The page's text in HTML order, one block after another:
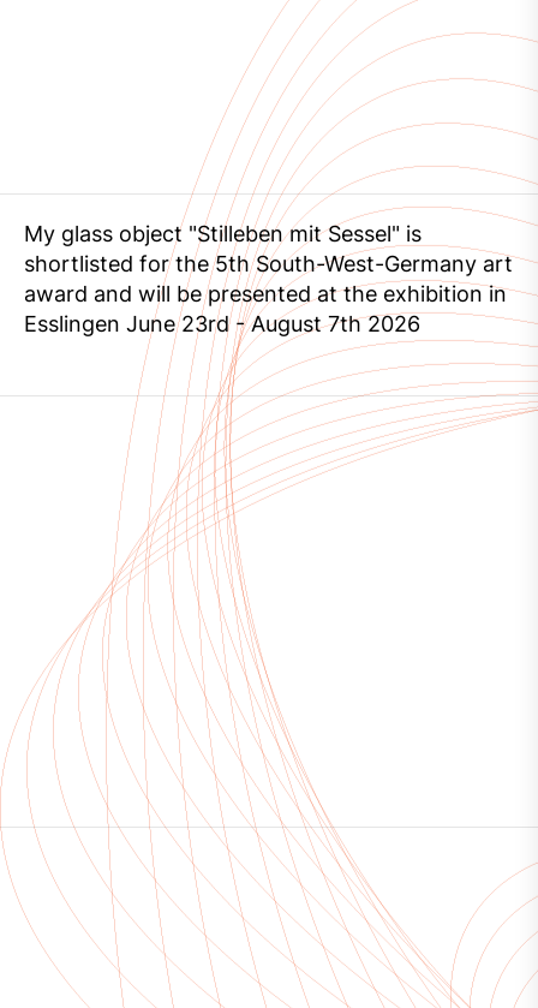
My glass object "Stilleben mit Sessel" is
shortlisted for the 5th South-West-Germany art
award and will be presented at the exhibition in
Esslingen June 23rd - August 7th 2026